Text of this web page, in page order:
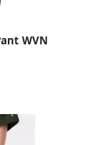
WVN
Grijs